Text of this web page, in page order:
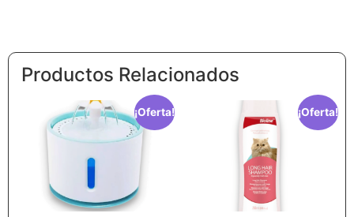
Productos Relacionados
¡Oferta! ¡Oferta!